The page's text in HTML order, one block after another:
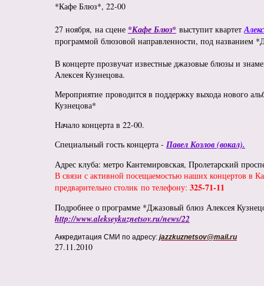
*Кафе Блюз*, 22-00
27 ноября, на сцене *Кафе Блюз* выступит квартет
программой блюзовой направленности, под названием
В концерте прозвучат известные джазовые блюзы и
Алексея Кузнецова.
Мероприятие проводится в поддержку выхода нового
Кузнецова*
Начало концерта в 22-00.
Специальный гость концерта - Павел Козлов (вокал).
Адрес клуба: метро Кантемировская, Пролетарский
В связи с активной посещаемостью наших концертов в
предварительно столик по телефону: 325-71-11
Подробнее о программе *Джазовый блюз Алексея
http://www.alekseykuznetsov.ru/news/22
Аккредитация СМИ по адресу: jazzkuznetsov@mail.ru
27.11.2010